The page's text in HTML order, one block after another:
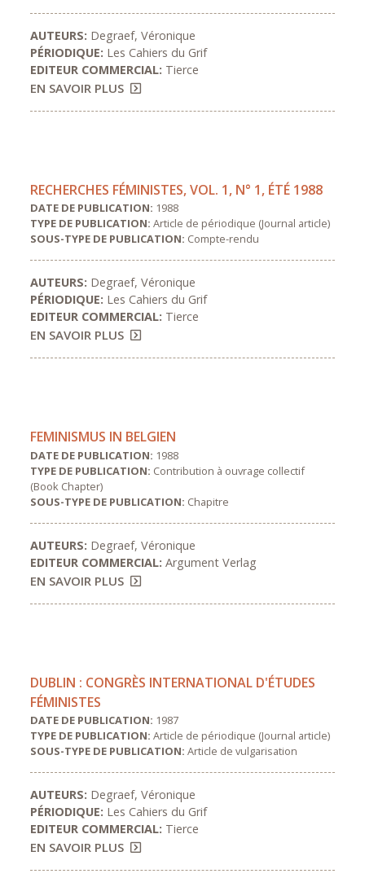
AUTEURS: Degraef, Véronique
PÉRIODIQUE: Les Cahiers du Grif
EDITEUR COMMERCIAL: Tierce
EN SAVOIR PLUS
RECHERCHES FÉMINISTES, VOL. 1, N° 1, ÉTÉ 1988
DATE DE PUBLICATION: 1988
TYPE DE PUBLICATION:Article de périodique (Journal article)
SOUS-TYPE DE PUBLICATION: Compte-rendu
AUTEURS: Degraef, Véronique
PÉRIODIQUE: Les Cahiers du Grif
EDITEUR COMMERCIAL: Tierce
EN SAVOIR PLUS
FEMINISMUS IN BELGIEN
DATE DE PUBLICATION: 1988
TYPE DE PUBLICATION: Contribution à ouvrage collectif
(Book Chapter)
SOUS-TYPE DE PUBLICATION: Chapitre
AUTEURS: Degraef, Véronique
EDITEUR COMMERCIAL:Argument Verlag
EN SAVOIR PLUS
DUBLIN : CONGRÈS INTERNATIONAL D'ÉTUDES
FÉMINISTES
DATE DE PUBLICATION: 1987
TYPE DE PUBLICATION:Article de périodique (Journal article)
SOUS-TYPE DE PUBLICATION:Article de vulgarisation
AUTEURS: Degraef, Véronique
PÉRIODIQUE: Les Cahiers du Grif
EDITEUR COMMERCIAL: Tierce
EN SAVOIR PLUS